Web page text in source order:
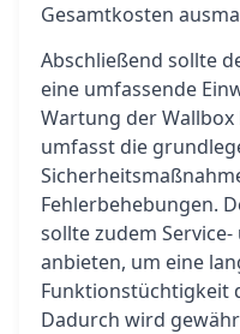
Gesamtkosten
Abschließend sollte
eine umfassende
Wartung der Wallbox
umfasst die
Fehlerbehebungen.
sollte zudem
anbieten, um eine
Funktionstüchtigkeit
Dadurch wird